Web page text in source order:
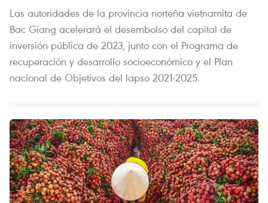
Las autoridades de la provincia norteña vietnamita de
Bac Giang acelerará el desembolso del capital de
inversión pública de 2023, junto con el Programa de
recuperación y desarrollo socioeconómico y el Plan
nacional de Objetivos del lapso 2021-2025.